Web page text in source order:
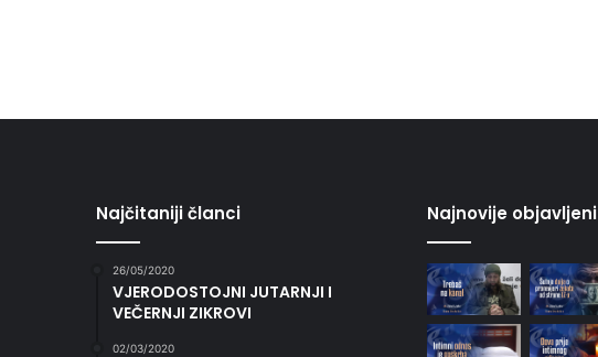
Najčitaniji članci
26/05/2020
VJERODOSTOJNI JUTARNJI I
VEČERNJI ZIKROVI
02/03/2020
Najnovije objavljeni